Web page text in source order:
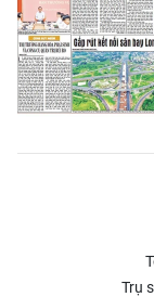
Trụ